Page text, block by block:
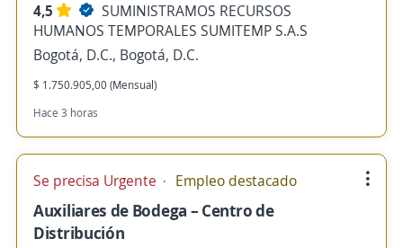
4,5
SUMINISTRAMOS RECURSOS
HUMANOS TEMPORALES SUMITEMP S.A.S
Bogotá, D.C., Bogotá, D.C.
$ 1.750.905,00 (Mensual)
Hace 3 horas
Se precisa Urgente Empleo destacado
Auxiliares de Bodega – Centro de
Distribución